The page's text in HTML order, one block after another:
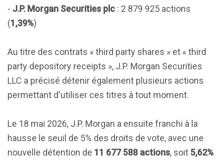
- J.P. Morgan Securities plc : 2 879 925 actions
(1,39%)
Au titre des contrats « third party shares » et « third
party depository receipts », J.P. Morgan Securities
LLC a précisé détenir également plusieurs actions
permettant d'utiliser ces titres à tout moment.
Le 18 mai 2026, J.P. Morgan a ensuite franchi à la
hausse le seuil de 5% des droits de vote, avec une
nouvelle détention de 11 677 588 actions, soit 5,62%